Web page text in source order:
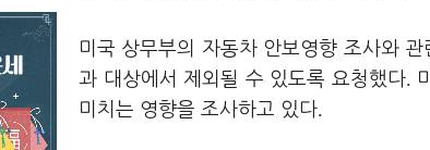
미국 상무부의 자동차 안보영향 조사와
과 대상에서 제외될 수 있도록 요청했다.
미치는 영향을 조사하고 있다.